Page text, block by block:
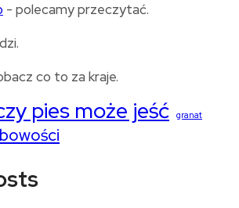
- polecamy przeczytać.
co to za kraje.
pies może jeść granat